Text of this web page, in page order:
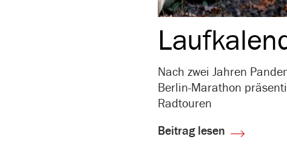
Nach zwei Jahren
Berlin-Marathon
Radtouren
Beitrag lesen